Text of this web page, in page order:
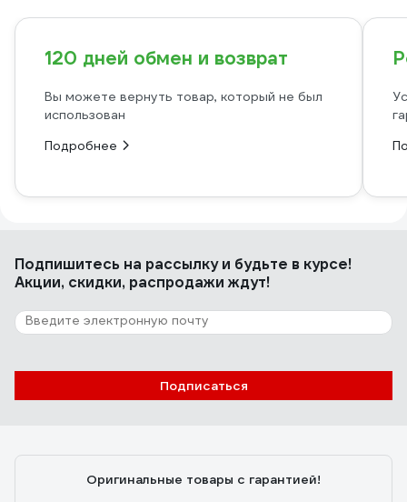
120 дней обмен и возврат
Вы можете вернуть товар, который не был
использован
Подробнее
Подпишитесь на рассылкуи будьте в курсе!
Акции, скидки, распродажи ждут!
Подписаться
Оригинальные товары с гарантией!